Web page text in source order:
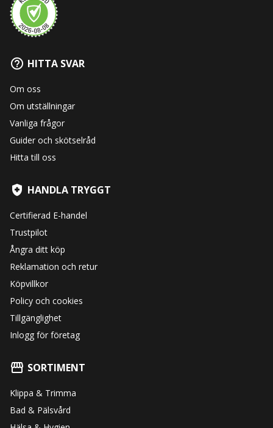
HITTA SVAR
Om oss
Om utställningar
Vanliga frågor
Guider och skötselråd
Hitta till oss
HANDLA TRYGGT
Certifierad E-handel
Trustpilot
Ångra ditt köp
Reklamation och retur
Köpvillkor
Policy och cookies
Tillgänglighet
Inlogg för företag
SORTIMENT
Klippa & Trimma
Bad & Pälsvård